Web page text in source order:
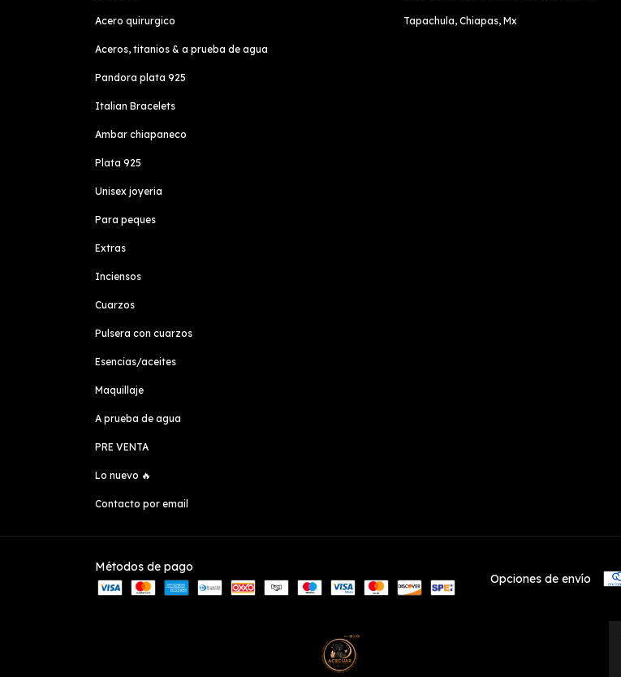
Acero quirurgico
Aceros, titanios & a prueba de agua
Pandora plata 925
Italian Bracelets
Ambar chiapaneco
Plata 925
Unisex joyeria
Para peques
Extras
Inciensos
Cuarzos
Pulsera con cuarzos
Esencias/aceites
Maquillaje
A prueba de agua
PRE VENTA
Lo nuevo 🔥
Contacto por email
Tapachula, Chiapas, Mx
Métodos de pago
Opciones de envío